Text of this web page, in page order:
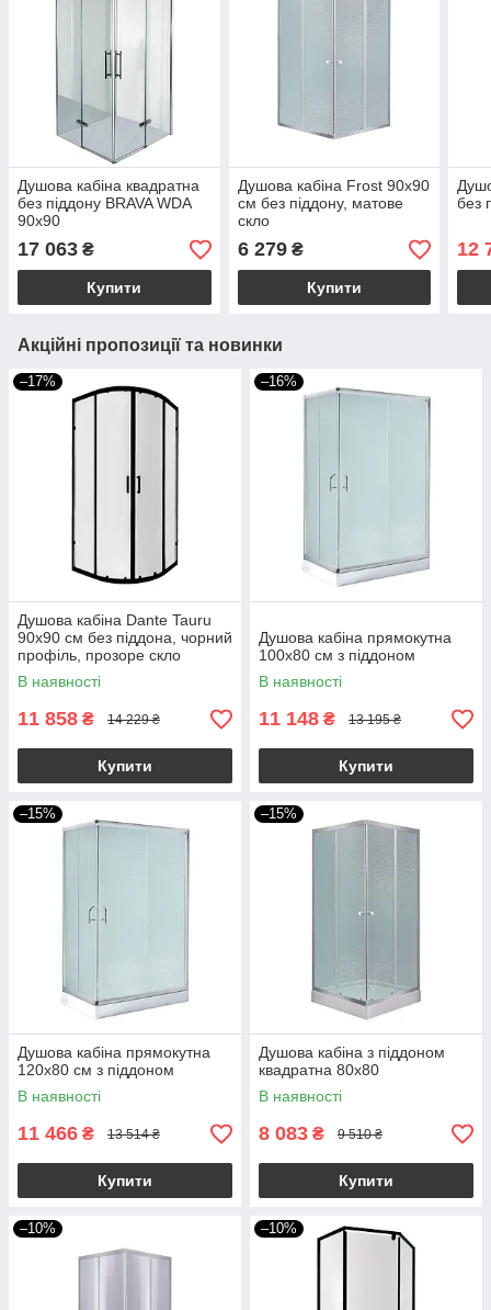
Душова кабіна квадратна
без піддону BRAVA WDA
90х90
17 063 ₴
Купити
Душова кабіна Frost 90х90
см без піддону, матове
скло
6 279₴
Купити
без
12
Акційні пропозиції та новинки
–17%
Душова кабіна Dante Tauru
90x90 см без піддона, чорний
профіль, прозоре скло
В наявності
11 858 ₴ 14 229 ₴
Купити
–16%
Душова кабіна прямокутна
100х80 см з піддоном
В наявності
11 148 ₴ 13 195 ₴
Купити
–15%
Душова кабіна прямокутна
120х80 см з піддоном
В наявності
11 466 ₴ 13 514 ₴
Купити
–15%
Душова кабіна з піддоном
квадратна 80х80
В наявності
8 083 ₴ 9 510 ₴
Купити
–10% –10%